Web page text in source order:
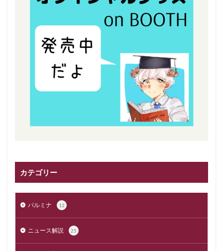
カテゴリー
パルミナ 12
ニュース解説 25